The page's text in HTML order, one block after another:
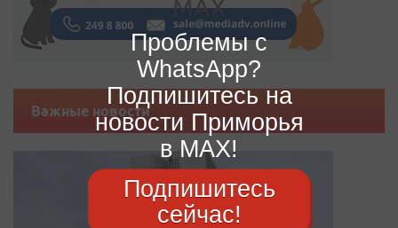
Важные новости
Проблемы с
WhatsApp?
Подпишитесь на
новости Приморья
в MAX!
Подпишитесь
сейчас!